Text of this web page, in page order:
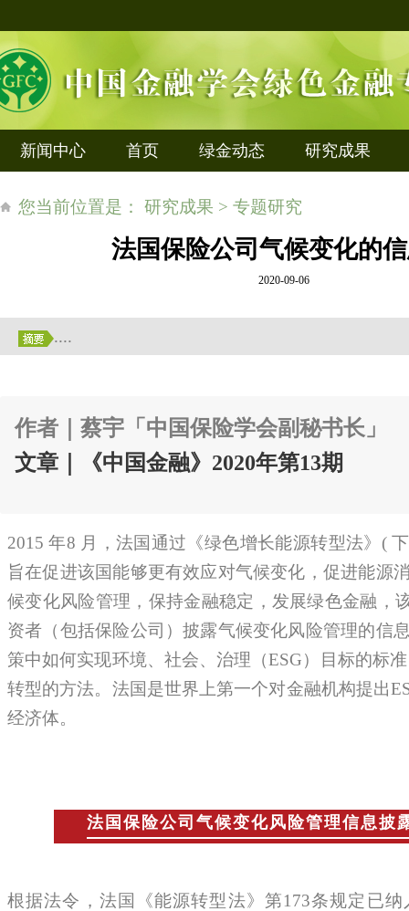
新闻中心 首页 绿金动态 研究成果
您当前位置是： 研究成果 > 专题研究
法国保险公司气候变化的
2020-09-06
....
作者｜ 蔡宇「中国保险学会副秘书长」
文章｜《中国金融》2020年第13期
2015 年8 月，法国通过《绿色增长能源转型法》(
旨在促进该国能够更有效应对气候变化，促进能源
候变化风险管理，保持金融稳定，发展绿色金融，
资者（包括保险公司）披露气候变化风险管理的信
策中如何实现环境、社会、治理（ESG）目标的标
转型的方法。法国是世界上第一个对金融机构提出
经济体。
法国保险公司气候变化风险管理信息披
根据法令，法国《能源转型法》第173条规定已